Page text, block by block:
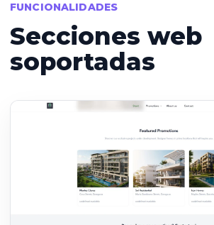
FUNCIONALIDADES
Secciones web
soportadas